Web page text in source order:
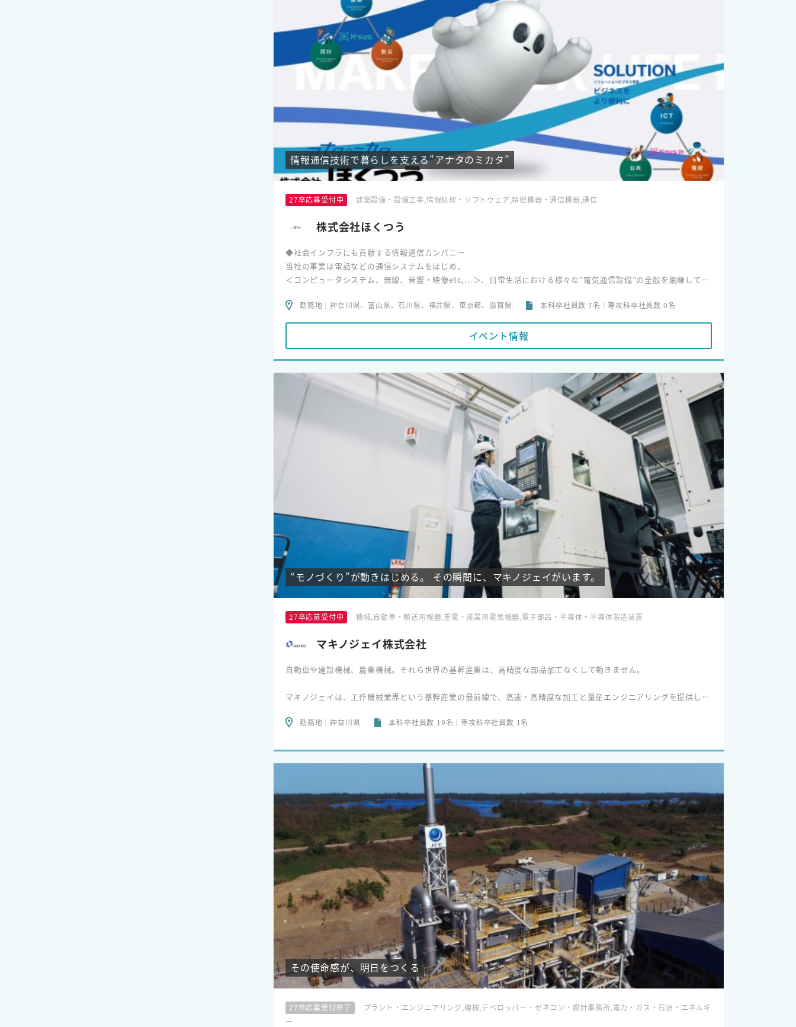
情報通信技術で暮らしを支える”アナタのミカタ”
27卒応募受付中 建築設備・設備工事,情報処理・ソフトウェア,精密機器・通信機器,通信
株式会社ほくつう
◆社会インフラにも貢献する情報通信カンパニー
当社の事業は電話などの通信システムをはじめ、
＜コンピュータシステム、無線、音響・映像etc,...＞、日常生活における様々な”電気通信設備”の全般を網羅してい
例えば、大学の自動火災報知設備や病院のナースコール、GPSを活用した救急車の指令システムもそうです。
お客様のお困りごとがあったときに真っ先にあたまに浮かぶだれかでありたい、みなさんの暮らしを情報通信技術で
支える“アナタのミカタ”であることをお約束する会社がほくつうです。
国内外の様々な主要メーカーと提携している『マルチベンダー』という利点を活かし、全国でも有数の総合情報通信
カンパニーとしてお客様のお困りごとに対して最適なソリューションをご提案をする事で、多くの信頼を頂いていま
そのため、取引先のほとんどが国・地方自治体、公共機関、大手優良企業という事もあり、創立以来、健全な財務状
態を維持し続けています。
様々なシステムを組み合わせることで、企業や学校、医療現場などあらゆるビジネスシーンを快適にし、お客様の多
また、大規模な工事も数多く手掛け、防災行政無線システムや河川・ダム監視システム、道路の交通情報表示システ
ムなど社会インフラの整備にも当社の技術は活かされています。
◆関東・関西へ事業領域拡大！
1950年の創業以来、情報通信システムの分野における北陸のリーディングカンパニーとして実績を重ね、現在は関
東地区・関西地区においても事業領域を拡大しています。
◆多様なワークライフバランスを実現！
りに積極的に取り組んでいます。
勤務地｜神奈川県、富山県、石川県、福井県、東京都、滋賀県 本科卒社員数 7名｜専攻科卒社員数 0名
イベント情報
“モノづくり”が動きはじめる。 その瞬間に、マキノジェイがいます。
27卒応募受付中 機械,自動車・輸送用機器,重電・産業用電気機器,電子部品・半導体・半導体製造装置
マキノジェイ株式会社
自動車や建設機械、農業機械。それら世界の基幹産業は、高精度な部品加工なくして動きません。
マキノジェイは、工作機械業界という基幹産業の最前線で、高速・高精度な加工と量産エンジニアリングを提供して
です。
勤務地｜神奈川県 本科卒社員数 19名｜専攻科卒社員数 1名
その使命感が、明日をつくる
27卒応募受付終了
プラント・エンジニアリング,機械,デベロッパー・ゼネコン・設計事務所,電力・ガス・石油・エネルギ
ー